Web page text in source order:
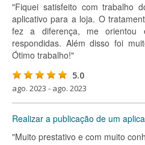
"Fiquei satisfeito com trabalho
aplicativo para a loja. O
fez a diferença, me orientou
respondidas. Além disso foi
Ótimo trabalho!"
5.0
ago. 2023 - ago. 2023
Realizar a publicação de um
"Muito prestativo e com muito